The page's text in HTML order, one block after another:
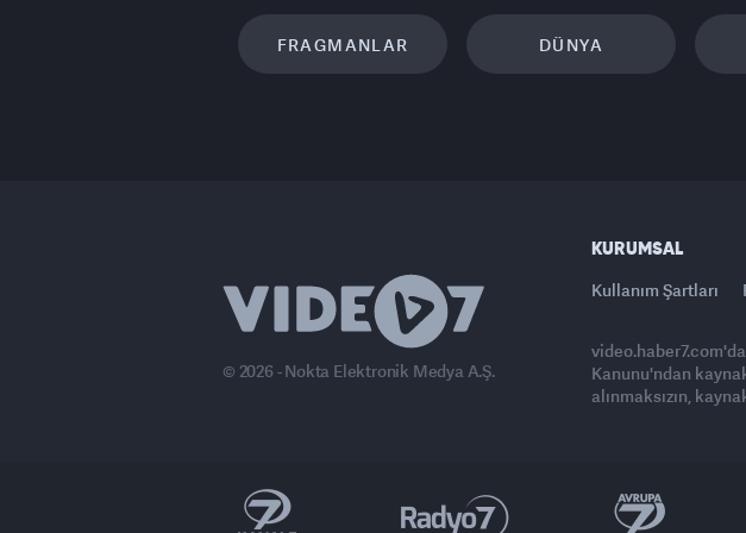
FRAGMANLAR DÜNYA
© 2026 - Nokta Elektronik Medya A.Ş.
KURUMSAL
Kullanım Şartları
Kanunu'ndan
alınmaksızın,
Ülke TV Haber7